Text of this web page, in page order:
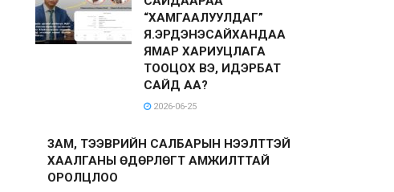
“ХАМГААЛУУЛДАГ”
Я.ЭРДЭНЭСАЙХАНДАА
ЯМАР ХАРИУЦЛАГА
ТООЦОХ ВЭ, ИДЭРБАТ
САЙД АА?
2026-06-25
ЗАМ, ТЭЭВРИЙН САЛБАРЫН НЭЭЛТТЭЙ
ХААЛГАНЫ ӨДӨРЛӨГТ АМЖИЛТТАЙ
ОРОЛЦЛОО